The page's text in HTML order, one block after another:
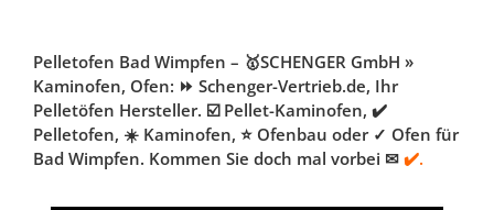
Pelletofen Bad Wimpfen – 🥇SCHENGER GmbH »
Kaminofen, Ofen: ⏩ Schenger-Vertrieb.de, Ihr
Pelletöfen Hersteller. ☑️ Pellet-Kaminofen, ✔️
Pelletofen, ☀️ Kaminofen, ⭐ Ofenbau oder ✓ Ofen für
Bad Wimpfen. Kommen Sie doch mal vorbei ✉ ✔️.